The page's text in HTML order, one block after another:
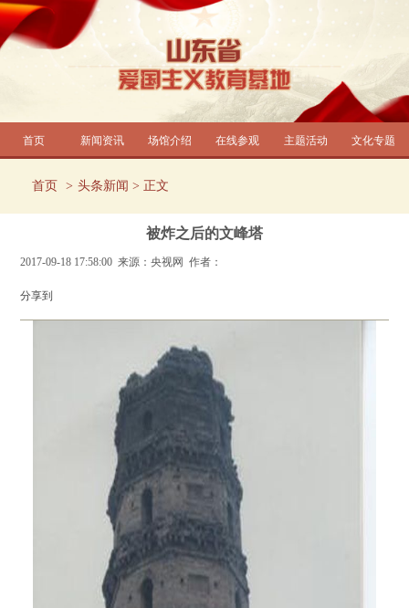
首页 新闻资讯 场馆介绍 在线参观 主题活动 文化专题
首页 头条新闻 > 正文
被炸之后的文峰塔
2017-09-18 17:58:00 来源：央视网 作者：
分享到